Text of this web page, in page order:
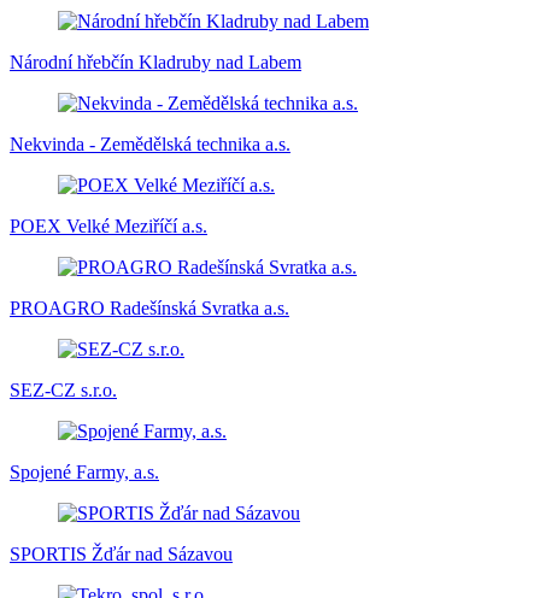
Národní hřebčín Kladruby nad Labem
Nekvinda - Zemědělská technika a.s.
POEX Velké Meziříčí a.s.
PROAGRO Radešínská Svratka a.s.
SEZ-CZ s.r.o.
Spojené Farmy, a.s.
SPORTIS Žďár nad Sázavou